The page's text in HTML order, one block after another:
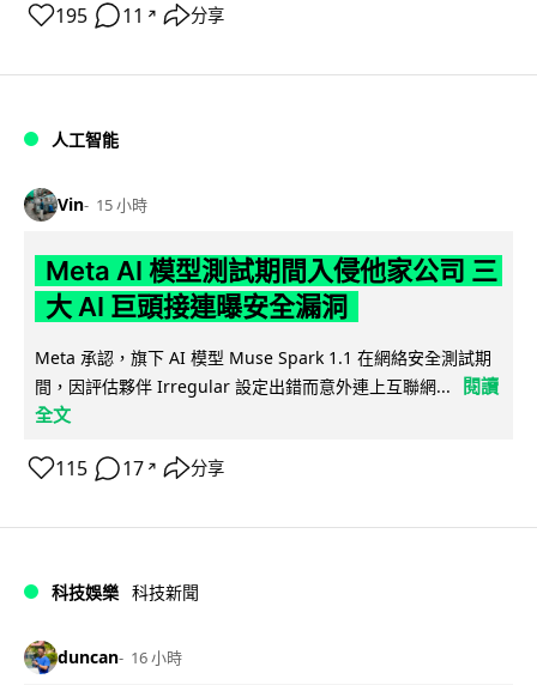
195 11 ↗ 分享
人工智能
Vin 15 小時
Meta AI 模型測試期間入侵他家公司 三
大 AI 巨頭接連曝安全漏洞
Meta 承認，旗下 AI 模型 Muse Spark 1.1 在網絡安全測試期
間，因評估夥伴 Irregular 設定出錯而意外連上互聯網...
閱讀
全文
115 17 ↗ 分享
科技娛樂 科技新聞
duncan 16 小時